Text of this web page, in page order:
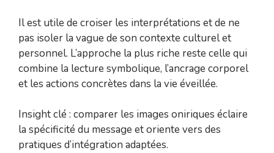
Il est utile de croiser les interprétations et de ne
pas isoler la vague de son contexte culturel et
personnel. L’approche la plus riche reste celle qui
combine la lecture symbolique, l’ancrage corporel
et les actions concrètes dans la vie éveillée.
Insight clé : comparer les images oniriques éclaire
la spécificité du message et oriente vers des
pratiques d’intégration adaptées.